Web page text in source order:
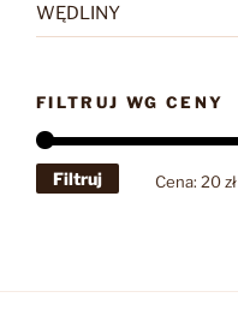
WĘDLINY
FILTRUJ WG CENY
Cena
Cena
Filtruj Cena: 20 zł